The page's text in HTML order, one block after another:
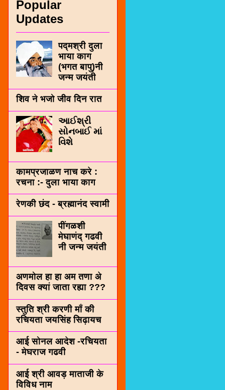
Popular
Updates
पद्मश्री दुला
भाया काग
(भगत बापु)नी
जन्म जयंती
शिव ने भजो जीव दिन रात
આઈશ્રી
સોનબાઈ માં
વિશે
कामप्रजाळण नाच करे :
रचना :- दुला भाया काग
रेणकी छंद - ब्रह्मानंद स्वामी
पींगळशी
मेघाणंद् गढवी
नी जन्म जयंती
अणमोल हा हा अम तणा अे
दिवस क्यां जाता रह्या ???
स्तुति श्री करणी माँ की
रचियता जयसिंह सिढ़ायच
आई सोनल आदेश -रचियता
- मेघराज गढवी
आई श्री आवड़ माताजी के
विविध नाम